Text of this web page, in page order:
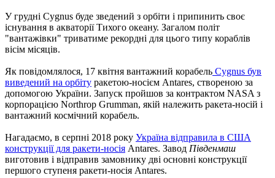
У грудні Cygnus буде зведений з орбіти і припинить своє
існування в акваторії Тихого океану. Загалом політ
"вантажівки" триватиме рекордні для цього типу кораблів
вісім місяців.
Як повідомлялося, 17 квітня вантажний корабель Cygnus був
виведений на орбіту ракетою-носієм Antares, створеною за
допомогою України. Запуск пройшов за контрактом NASA з
корпорацією Northrop Grumman, якій належить ракета-носій і
вантажний космічний корабель.
Нагадаємо, в серпні 2018 року Україна відправила в США
конструкції для ракети-носія Antares. Завод Південмаш
виготовив і відправив замовнику дві основні конструкції
першого ступеня ракети-носія Antares.